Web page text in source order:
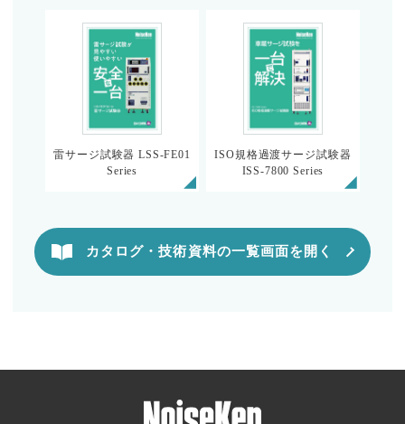
雷サージ試験器 LSS-FE01
Series
ISO規格過渡サージ試験器
ISS-7800 Series
カタログ・技術資料の一覧画面を開く